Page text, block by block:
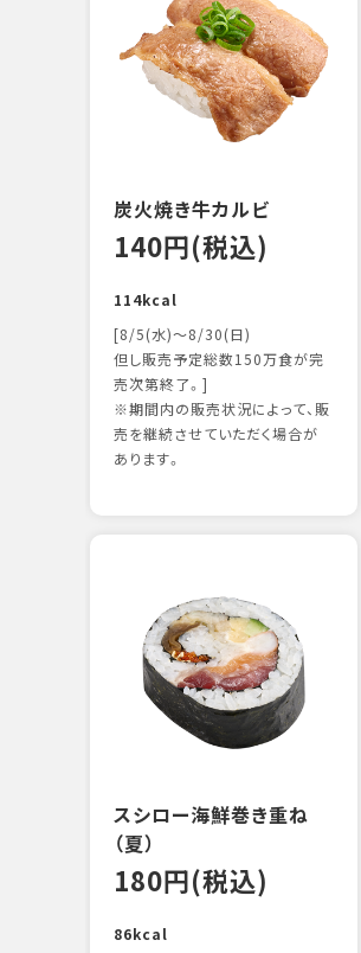
炭火焼き牛カルビ
140円(税込)
114kcal
[8/5(水)～8/30(日)
但し販売予定総数150万食が完
売次第終了。]
※期間内の販売状況によって、販
売を継続させていただく場合が
あります。
スシロー海鮮巻き重ね
（夏）
180円(税込)
86kcal